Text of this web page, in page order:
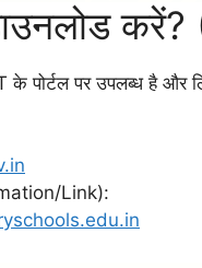
पोर्टल पर उपलब्ध है और
Link):